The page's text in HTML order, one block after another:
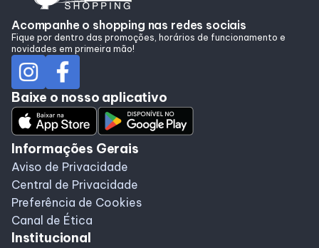
Acompanhe o shopping nas redes sociais
Fique por dentro das promoções, horários de funcionamento e
novidades em primeira mão!
Baixe o nosso aplicativo
Informações Gerais
Aviso de Privacidade
Central de Privacidade
Preferência de Cookies
Canal de Ética
Institucional